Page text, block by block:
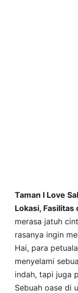
Taman I Love
Lokasi, Fasilitas
merasa jatuh
rasanya ingin
Hai, para
menyelami
indah, tapi juga
Sebuah oase di